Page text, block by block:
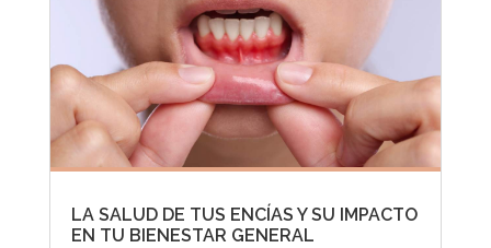
LA SALUD DE TUS ENCÍAS Y SU IMPACTO
EN TU BIENESTAR GENERAL